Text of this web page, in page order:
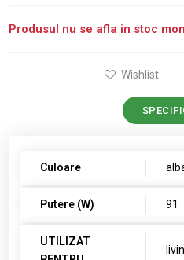
Produsul nu se afla in stoc
Wishlist
Culoare
Putere (W) 91
UTILIZAT